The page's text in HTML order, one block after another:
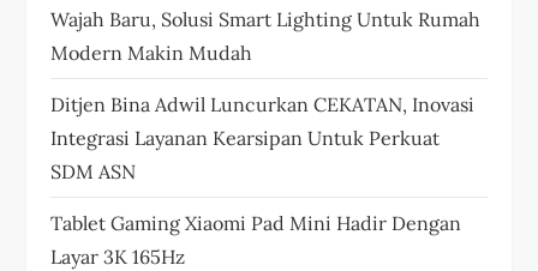
Wajah Baru, Solusi Smart Lighting Untuk Rumah
Modern Makin Mudah
Ditjen Bina Adwil Luncurkan CEKATAN, Inovasi
Integrasi Layanan Kearsipan Untuk Perkuat
SDM ASN
Tablet Gaming Xiaomi Pad Mini Hadir Dengan
Layar 3K 165Hz